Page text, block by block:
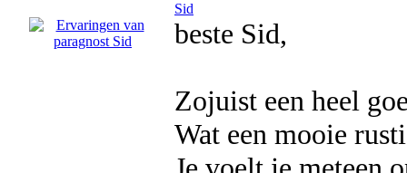
Sid
beste Sid,
Zojuist een heel
Wat een mooie